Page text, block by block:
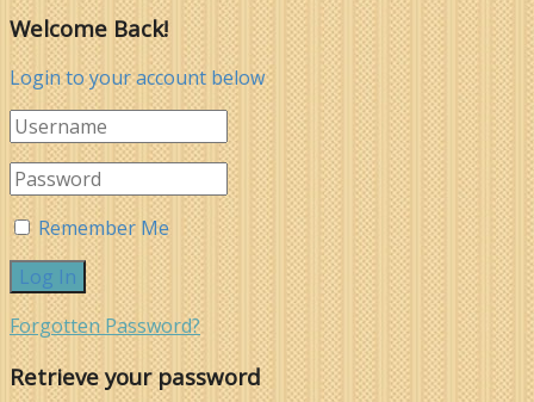
Welcome Back!
Login to your account below
Remember Me
Forgotten Password?
Retrieve your password